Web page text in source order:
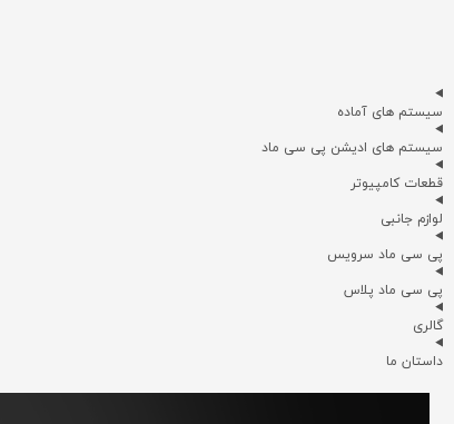
سیستم های آماده
سیستم های ادیشن پی سی ماد
قطعات کامپیوتر
لوازم جانبی
پی سی ماد سرویس
پی سی ماد پلاس
گالری
داستان ما